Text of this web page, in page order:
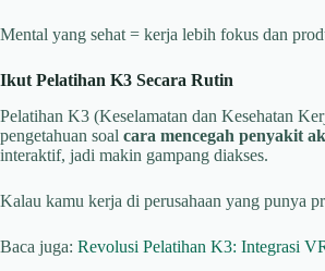
Mental yang sehat = kerja lebih fokus dan
Ikut Pelatihan K3 Secara Rutin
Pelatihan K3 (Keselamatan dan Kesehatan
pengetahuan soal cara mencegah penyakit
interaktif, jadi makin gampang diakses.
Kalau kamu kerja di perusahaan yang punya
Baca juga: Revolusi Pelatihan K3: Integrasi